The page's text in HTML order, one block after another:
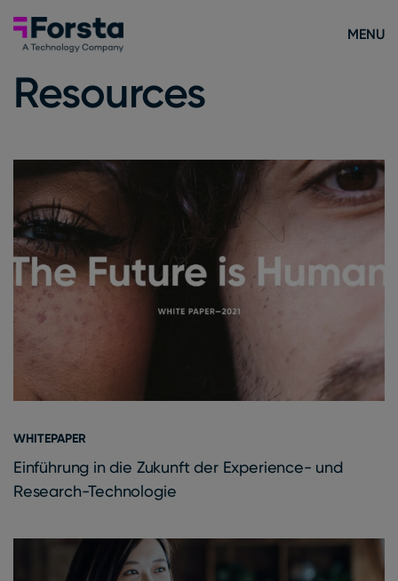
Forsta Deutsch
MENU
Resources
WHITEPAPER
Einführung in die Zukunft der Experience- und
Research-Technologie